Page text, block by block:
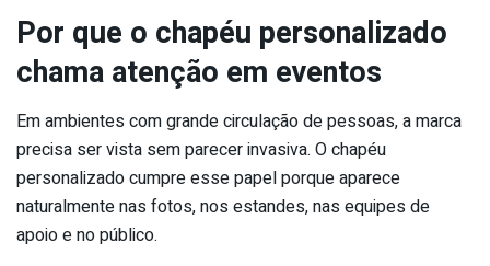
Por que o chapéu personalizado
chama atenção em eventos
Em ambientes com grande circulação de pessoas, a marca
precisa ser vista sem parecer invasiva. O chapéu
personalizado cumpre esse papel porque aparece
naturalmente nas fotos, nos estandes, nas equipes de
apoio e no público.